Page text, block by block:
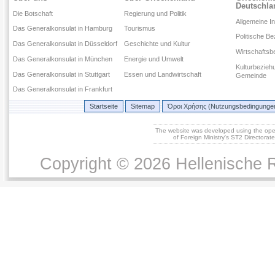
Die Botschaft
Das Generalkonsulat in Hamburg
Das Generalkonsulat in Düsseldorf
Das Generalkonsulat in München
Das Generalkonsulat in Stuttgart
Das Generalkonsulat in Frankfurt
Regierung und Politik
Tourismus
Geschichte und Kultur
Energie und Umwelt
Essen und Landwirtschaft
Allgemeine
Politische
Gemeinde
Startseite Sitemap Όροι Χρήσης
The website was developed using the
of Foreign Ministry's ST2
Copyright © 2026 Hellenische